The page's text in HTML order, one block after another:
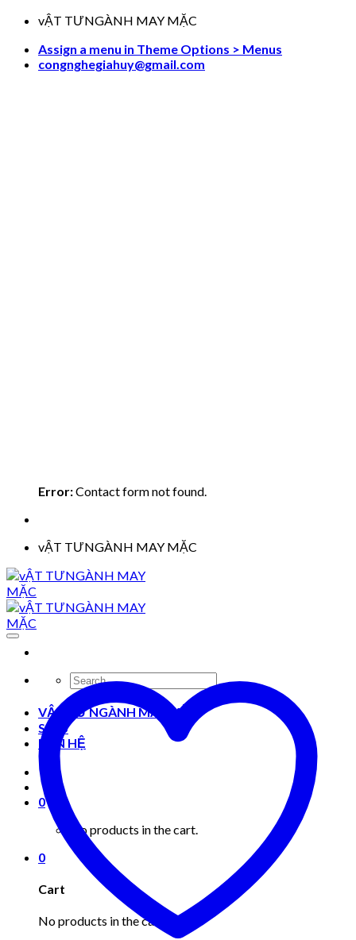
Skip
content
vẬT TƯNGÀNH MAY MẶC
Assign a menu in Theme Options > Menus
congnghegiahuy@gmail.com
Error:Contact form not found.
vẬT TƯNGÀNH MAY MẶC
Search
for:
VẬT TƯ NGÀNH MAY MẶC
Shop
LIÊN HỆ
0
No products in the cart.
0
Cart
No products in the cart.